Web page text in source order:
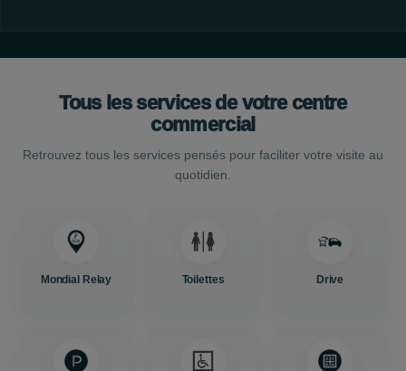
Tous les services de votre centre
commercial
Retrouvez tous les services pensés pour faciliter votre visite au
quotidien.
Mondial Relay Toilettes Drive